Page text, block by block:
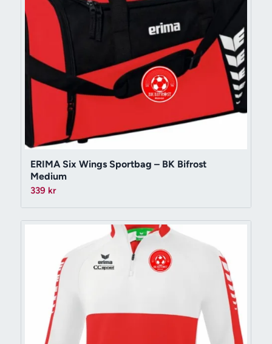
ERIMA Six Wings Sportbag – BK Bifrost
Medium
339 kr